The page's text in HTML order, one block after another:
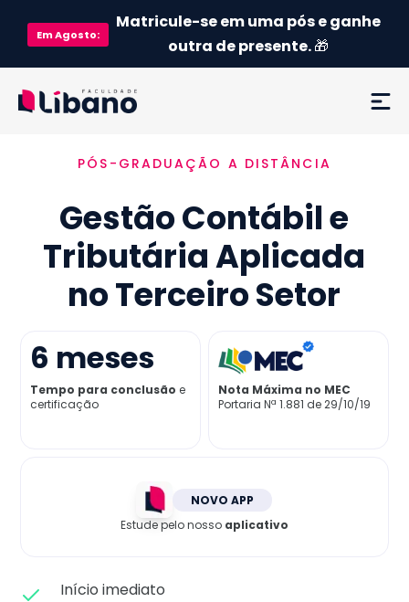
EmAgosto:
Matricule-se em uma pós e ganhe
outra de presente.🎁
Ementa
Como funciona
Credenciamento MEC
Já sou aluno
PÓS-GRADUAÇÃO A DISTÂNCIA
Gestão Contábil e
Tributária Aplicada
no Terceiro Setor
6 meses
Tempo para conclusão e
certificação
Nota Máxima no MEC
Portaria Nª 1.881 de 29/10/19
NOVO APP
Estude pelo nosso aplicativo
Início imediato